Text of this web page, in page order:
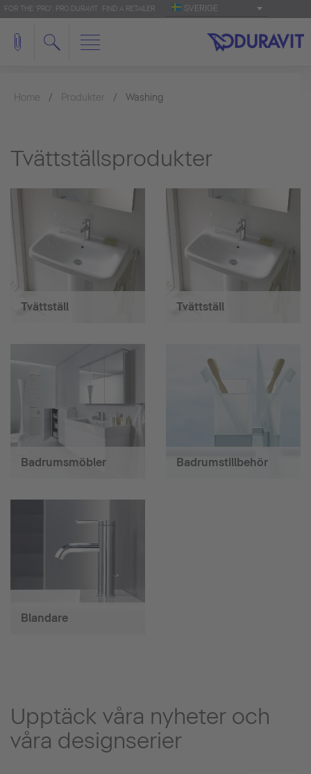
FOR THE 'PRO': PRO.DURAVIT FIND A RETAILER SVERIGE
Home Produkter Washing
Tvättställsprodukter
Tvättställ Tvättställ
Badrumsmöbler Badrumstillbehör
Blandare
Upptäck våra nyheter och
våra designserier